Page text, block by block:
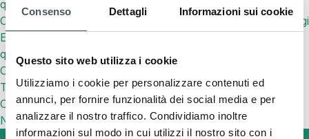
Consenso Dettagli Informazioni sui cookie
Questo sito web utilizza i cookie
Utilizziamo i cookie per personalizzare contenuti ed
annunci, per fornire funzionalità dei social media e per
analizzare il nostro traffico. Condividiamo inoltre
informazioni sul modo in cui utilizzi il nostro sito con i
quando sceglierla
Campo da calcio in erba sintetica: caratteristiche e vantaggi
Erba sintetica: cos’è, vantaggi, utilizzi e come scegliere
quella giusta
Coppa Paolo Mantovani
TURFPAD: per superfici sportive più fresche ed efficienti
Commenti recenti
Nessun commento da mostrare.